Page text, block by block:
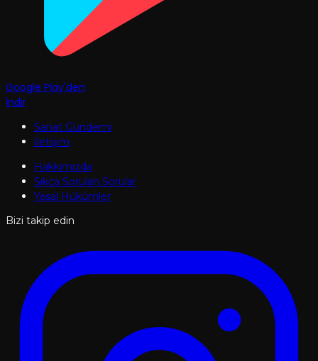
Google Play'den
İndir
Sanat Gündemi
İletişim
Hakkımızda
Sıkça Sorulan Sorular
Yasal Hükümler
Bizi takip edin